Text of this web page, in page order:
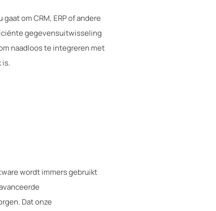
om CRM, ERP of andere
gegevensuitwisseling
naadloos te integreren met
is.
wordt immers gebruikt
Dat onze